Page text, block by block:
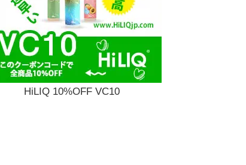
HiLIQ 10%OFF VC10